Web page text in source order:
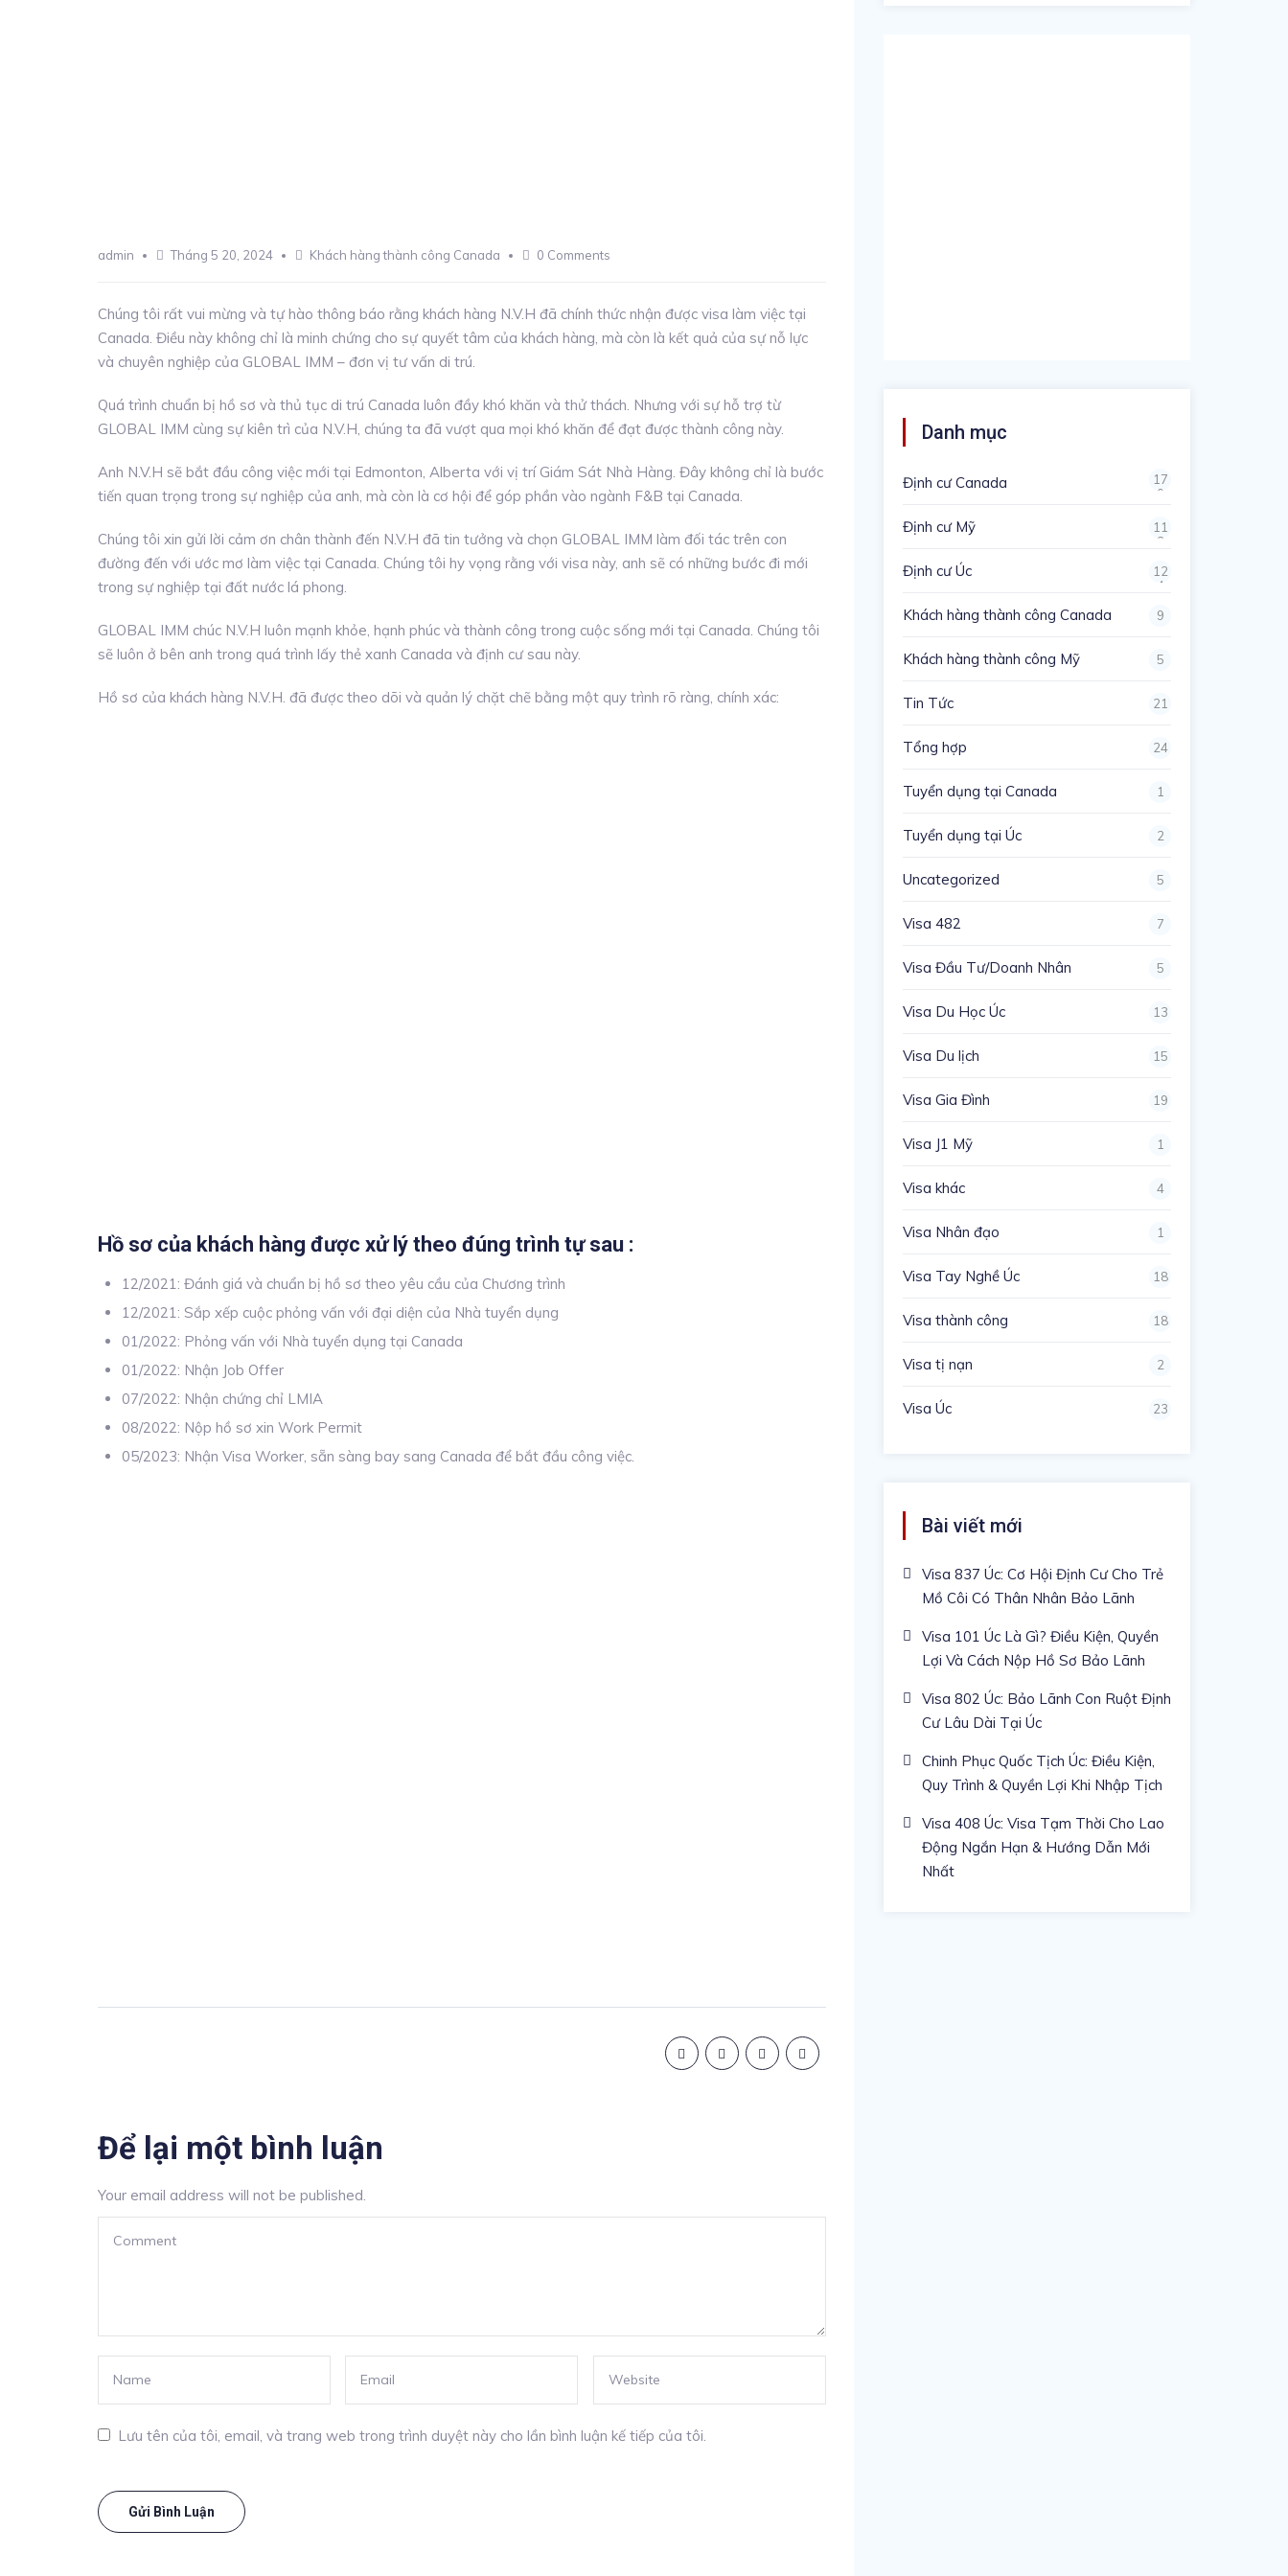
admin Tháng 5 20, 2024 Khách hàng thành công Canada 0 Comments
Chúng tôi rất vui mừng và tự hào thông báo rằng khách hàng N.V.H đã chính thức nhận được visa làm việc tại
Canada. Điều này không chỉ là minh chứng cho sự quyết tâm của khách hàng, mà còn là kết quả của sự nỗ lực
và chuyên nghiệp của GLOBAL IMM – đơn vị tư vấn di trú.
Quá trình chuẩn bị hồ sơ và thủ tục di trú Canada luôn đầy khó khăn và thử thách. Nhưng với sự hỗ trợ từ
GLOBAL IMM cùng sự kiên trì của N.V.H, chúng ta đã vượt qua mọi khó khăn để đạt được thành công này.
Anh N.V.H sẽ bắt đầu công việc mới tại Edmonton, Alberta với vị trí Giám Sát Nhà Hàng. Đây không chỉ là bước
tiến quan trọng trong sự nghiệp của anh, mà còn là cơ hội để góp phần vào ngành F&B tại Canada.
Chúng tôi xin gửi lời cảm ơn chân thành đến N.V.H đã tin tưởng và chọn GLOBAL IMM làm đối tác trên con
đường đến với ước mơ làm việc tại Canada. Chúng tôi hy vọng rằng với visa này, anh sẽ có những bước đi mới
trong sự nghiệp tại đất nước lá phong.
GLOBAL IMM chúc N.V.H luôn mạnh khỏe, hạnh phúc và thành công trong cuộc sống mới tại Canada. Chúng tôi
sẽ luôn ở bên anh trong quá trình lấy thẻ xanh Canada và định cư sau này.
Hồ sơ của khách hàng N.V.H. đã được theo dõi và quản lý chặt chẽ bằng một quy trình rõ ràng, chính xác:
Hồ sơ của khách hàng được xử lý theo đúng trình tự sau :
12/2021: Đánh giá và chuẩn bị hồ sơ theo yêu cầu của Chương trình
12/2021: Sắp xếp cuộc phỏng vấn với đại diện của Nhà tuyển dụng
01/2022: Phỏng vấn với Nhà tuyển dụng tại Canada
01/2022: Nhận Job Offer
07/2022: Nhận chứng chỉ LMIA
08/2022: Nộp hồ sơ xin Work Permit
05/2023: Nhận Visa Worker, sẵn sàng bay sang Canada để bắt đầu công việc.
Để lại một bình luận
Your email address will not be published.
Lưu tên của tôi, email, và trang web trong trình duyệt này cho lần bình luận kế tiếp của tôi.
Danh mục
Định cư Canada
17
0
Định cư Mỹ
11
3
Định cư Úc
12
4
Khách hàng thành công Canada 9
Khách hàng thành công Mỹ 5
Tin Tức 21
Tổng hợp 24
Tuyển dụng tại Canada 1
Tuyển dụng tại Úc 2
Uncategorized 5
Visa 482 7
Visa Đầu Tư/Doanh Nhân 5
Visa Du Học Úc 13
Visa Du lịch 15
Visa Gia Đình 19
Visa J1 Mỹ 1
Visa khác 4
Visa Nhân đạo 1
Visa Tay Nghề Úc 18
Visa thành công 18
Visa tị nạn 2
Visa Úc 23
Bài viết mới
Visa 837 Úc: Cơ Hội Định Cư Cho Trẻ
Mồ Côi Có Thân Nhân Bảo Lãnh
Visa 101 Úc Là Gì? Điều Kiện, Quyền
Lợi Và Cách Nộp Hồ Sơ Bảo Lãnh
Visa 802 Úc: Bảo Lãnh Con Ruột Định
Cư Lâu Dài Tại Úc
Chinh Phục Quốc Tịch Úc: Điều Kiện,
Quy Trình & Quyền Lợi Khi Nhập Tịch
Visa 408 Úc: Visa Tạm Thời Cho Lao
Động Ngắn Hạn & Hướng Dẫn Mới
Nhất